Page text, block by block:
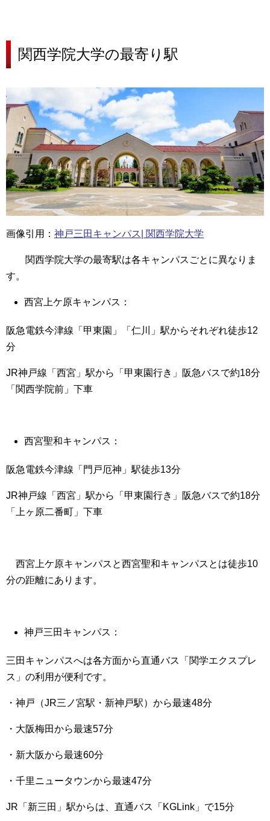
関西学院大学の最寄り駅
画像引用： 神戸三田キャンパス| 関西学院大学
関西学院大学の最寄駅は各キャンパスごとに異なりま
す。
西宮上ケ原キャンパス：
阪急電鉄今津線「甲東園」「仁川」駅からそれぞれ徒歩12
分
JR神戸線「西宮」駅から「甲東園行き」阪急バスで約18分
「関西学院前」下車
西宮聖和キャンパス：
阪急電鉄今津線「門戸厄神」駅徒歩13分
JR神戸線「西宮」駅から「甲東園行き」阪急バスで約18分
「上ヶ原二番町」下車
西宮上ケ原キャンパスと西宮聖和キャンパスとは徒歩10
分の距離にあります。
神戸三田キャンパス：
三田キャンパスへは各方面から直通バス「関学エクスプレ
ス」の利用が便利です。
・神戸（JR三ノ宮駅・新神戸駅）から最速48分
・大阪梅田から最速57分
・新大阪から最速60分
・千里ニュータウンから最速47分
JR「新三田」駅からは、直通バス「KGLink」で15分